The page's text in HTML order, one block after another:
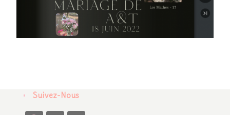
Suivez-Nous